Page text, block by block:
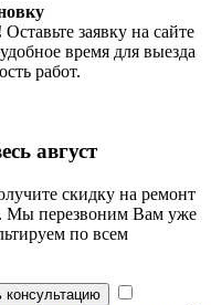
Оставьте заявку на сайте
время для выезда
работ.
август
скидку на ремонт
Мы перезвоним Вам уже
по всем
консультацию